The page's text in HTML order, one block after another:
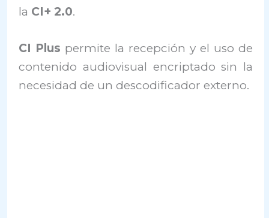
la CI+ 2.0.
CI Plus permite la recepción y el uso de
contenido audiovisual encriptado sin la
necesidad de un descodificador externo.